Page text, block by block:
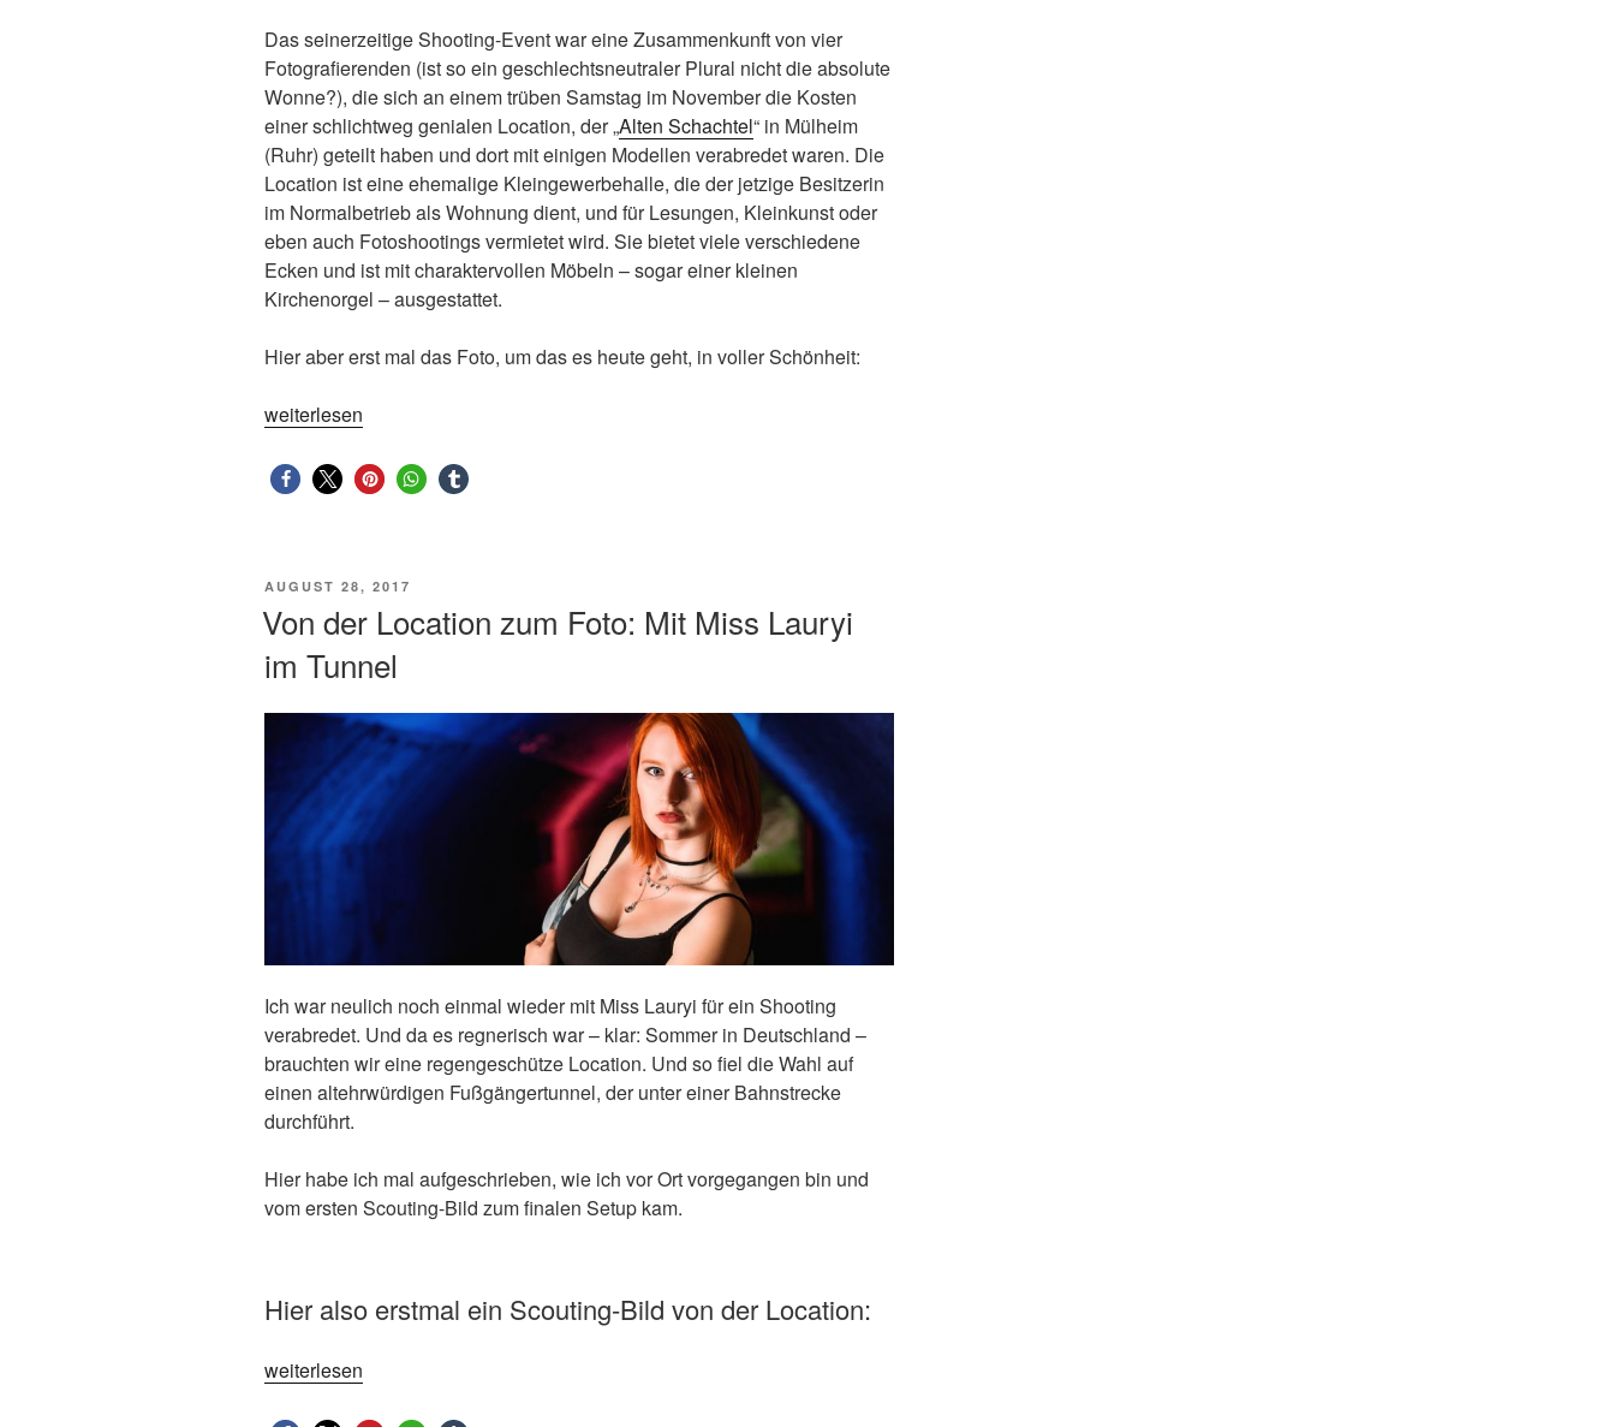
Das seinerzeitige Shooting-Event war eine Zusammenkunft von vier
Fotografierenden (ist so ein geschlechtsneutraler Plural nicht die absolute
Wonne?), die sich an einem trüben Samstag im November die Kosten
einer schlichtweg genialen Location, der „Alten Schachtel“ in Mülheim
(Ruhr) geteilt haben und dort mit einigen Modellen verabredet waren. Die
Location ist eine ehemalige Kleingewerbehalle, die der jetzige Besitzerin
im Normalbetrieb als Wohnung dient, und für Lesungen, Kleinkunst oder
eben auch Fotoshootings vermietet wird. Sie bietet viele verschiedene
Ecken und ist mit charaktervollen Möbeln – sogar einer kleinen
Kirchenorgel – ausgestattet.
Hier aber erst mal das Foto, um das es heute geht, in voller Schönheit:
„Julia,
und
ein
weiterlesen
VERÖFFENTLICHT
AUGUST 28, 2017
Von der Location zum Foto: Mit Miss Lauryi
im Tunnel
Ich war neulich noch einmal wieder mit Miss Lauryi für ein Shooting
verabredet. Und da es regnerisch war – klar: Sommer in Deutschland –
brauchten wir eine regengeschütze Location. Und so fiel die Wahl auf
einen altehrwürdigen Fußgängertunnel, der unter einer Bahnstrecke
durchführt.
Hier habe ich mal aufgeschrieben, wie ich vor Ort vorgegangen bin und
vom ersten Scouting-Bild zum finalen Setup kam.
Hier also erstmal ein Scouting-Bild von der Location:
„Von
weiterlesen